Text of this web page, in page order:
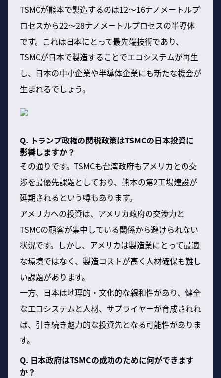
TSMCが熊本で製造するのは12〜16ナノメートルプ
ロセスから22〜28ナノメートルプロセスの半導体
です。これは日本にとって最先端技術であり、
TSMCが日本で製造することでエコシステムが再生
し、日本の中小企業や半導体企業にも新たな機会が
生まれるでしょう。
Q. トランプ政権の関税政策はTSMCの日本投資に
影響しますか？
その通りです。TSMCも台湾政府もアメリカとの交
渉を最優先課題としており、熊本の第2工場建設が
延期されるという噂もあります。
アメリカへの投資は、アメリカ政府の交渉力と
TSMCの顧客が集中している関係から避けられない
状況です。しかし、アメリカは製造業にとって最適
な環境ではなく、製造コストが高く人材確保も難し
い課題があります。
一方、日本は地理的・文化的な親和性があり、健全
なエコシステムと人材、サプライヤーが育成されれ
ば、引き続き魅力的な投資先となる可能性がありま
す。
Q. 日本政府はTSMCの成功のために何ができます
か？